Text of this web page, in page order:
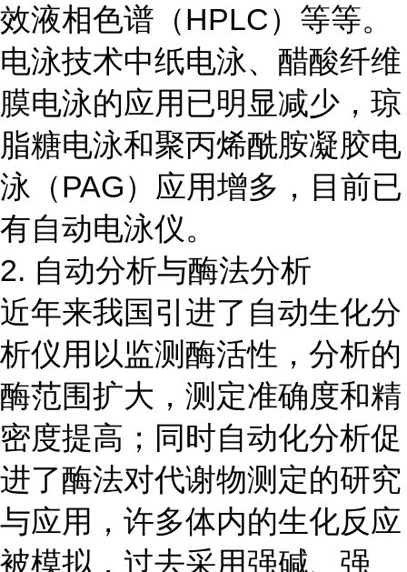
效液相色谱（HPLC）等等。
电泳技术中纸电泳、醋酸纤维
膜电泳的应用已明显减少，琼
脂糖电泳和聚丙烯酰胺凝胶电
泳（PAG）应用增多，目前已
有自动电泳仪。
2. 自动分析与酶法分析
近年来我国引进了自动生化分
析仪用以监测酶活性，分析的
酶范围扩大，测定准确度和精
密度提高；同时自动化分析促
进了酶法对代谢物测定的研究
与应用，许多体内的生化反应
被模拟，过去采用强碱、强